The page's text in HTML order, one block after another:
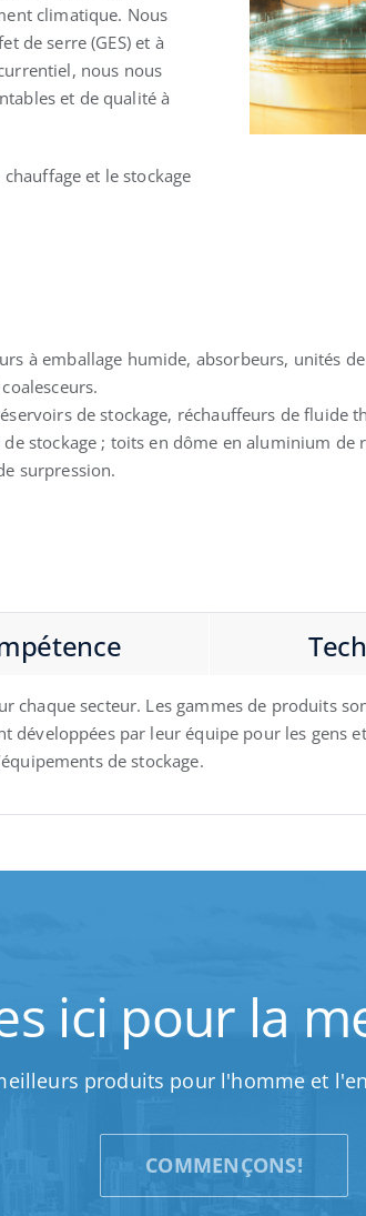
climatique. Nous
de serre (GES) et à
nous nous
et de qualité à
et le stockage
à emballage humide, absorbeurs, unités
de stockage, réchauffeurs de fluide
stockage ; toits en dôme en aluminium
surpression.
chaque secteur. Les gammes de produits
développées par leur équipe pour les gens
de stockage.
ici pour la
produits pour l'homme et
COMMENÇONS!